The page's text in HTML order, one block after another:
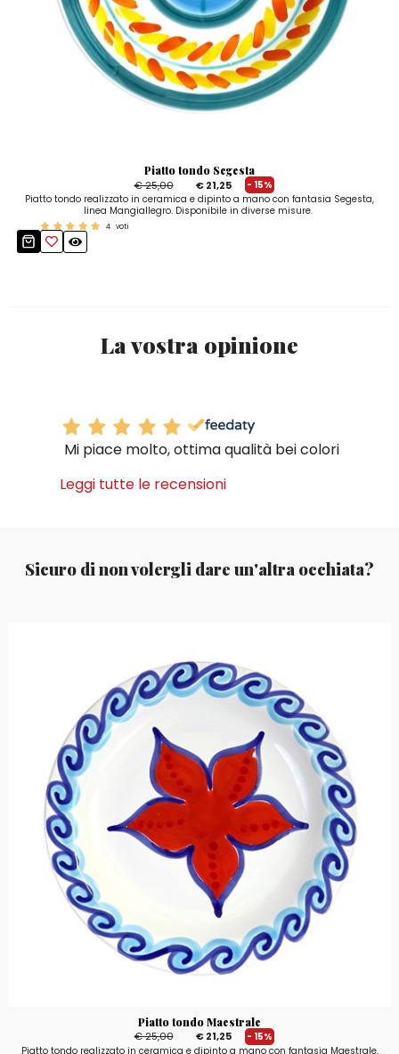
Piatto tondo Segesta
€ 25,00
€ 21,25
- 15%
Piatto tondo realizzato in ceramica e dipinto a mano con fantasia Segesta,
linea Mangiallegro. Disponibile in diverse misure.
4 voti
La vostra opinione
Mi piace molto, ottima qualità bei colori
Leggi tutte le recensioni
Sicuro di non volergli dare un'altra occhiata?
Piatto tondo Maestrale
€ 25,00
€ 21,25
- 15%
Piatto tondo realizzato in ceramica e dipinto a mano con fantasia Maestrale,